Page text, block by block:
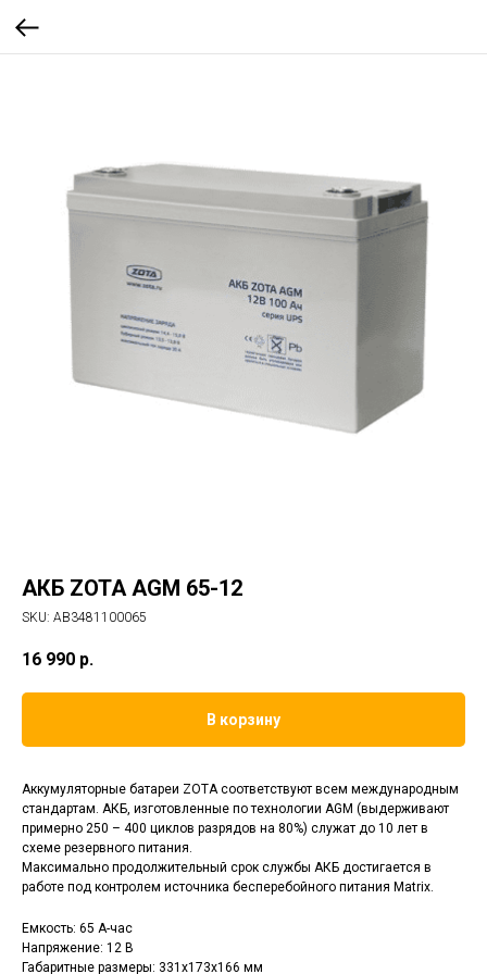
АКБ ZOTA AGM 65-12
SKU: AB3481100065
16 990 р.
В корзину
Аккумуляторные батареи ZOTA соответствуют всем международным
стандартам. АКБ, изготовленные по технологии AGM (выдерживают
примерно 250 – 400 циклов разрядов на 80%) служат до 10 лет в
схеме резервного питания.
Максимально продолжительный срок службы АКБ достигается в
работе под контролем источника бесперебойного питания Matrix.
Емкость: 65 А-час
Напряжение: 12 В
Габаритные размеры: 331х173х166 мм